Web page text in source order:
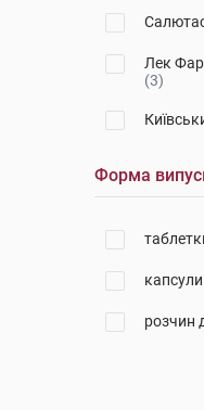
Лек
(3)
Сан
Форма
капсули
розчин